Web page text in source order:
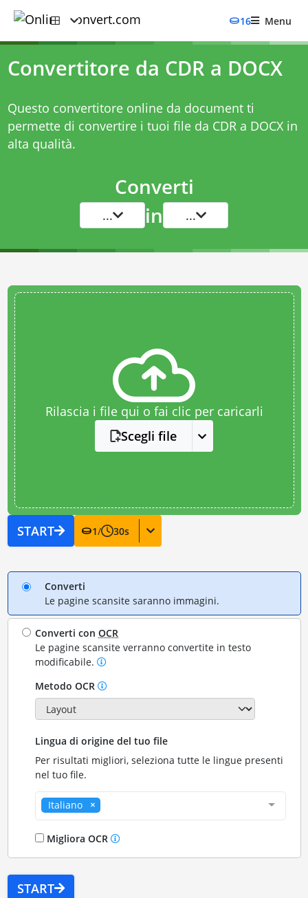
16 Menu
Convertitore da CDR a DOCX
Questo convertitore online da document ti
permette di convertire i tuoi file da CDR a DOCX in
alta qualità.
Converti
... in ...
Rilascia i file qui o fai clic per caricarli
Scegli file
START 1/ 30s
Converti
Le pagine scansite saranno immagini.
Converti conOCR
Le pagine scansite verranno convertite in testo
modificabile.
Metodo OCR
Lingua di origine del tuo file
Per risultati migliori, seleziona tutte le lingue presenti
nel tuo file.
Italiano
Migliora OCR
START